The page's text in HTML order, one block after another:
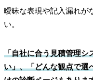
曖昧な表現や記入漏れが
い。
「自社に合う見積管理シ
い」、「どんな観点で選